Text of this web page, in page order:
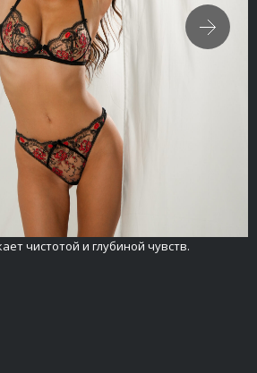
чистотой и глубиной чувств.